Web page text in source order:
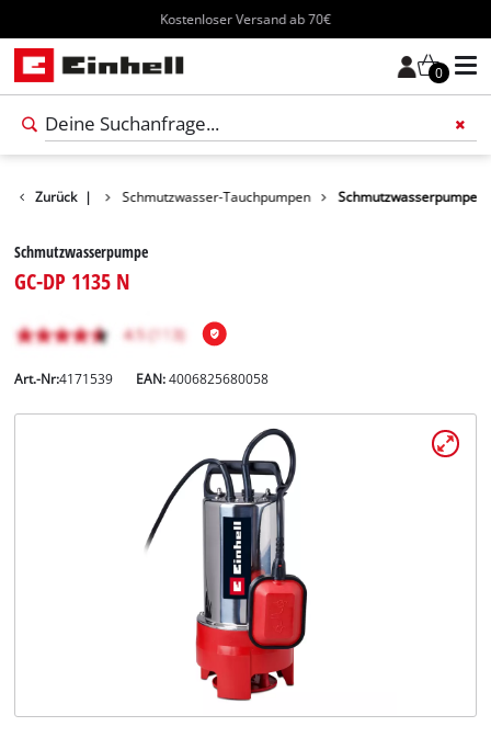
Kostenloser Versand ab 70€
0
Zurück | Schmutzwasser-Tauchpumpen Schmutzwasserpumpe
Schmutzwasserpumpe
GC-DP 1135 N
Art.-Nr:4171539 EAN:4006825680058